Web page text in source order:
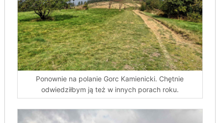
Ponownie na polanie Gorc Kamienicki. Chętnie
odwiedziłbym ją też w innych porach roku.